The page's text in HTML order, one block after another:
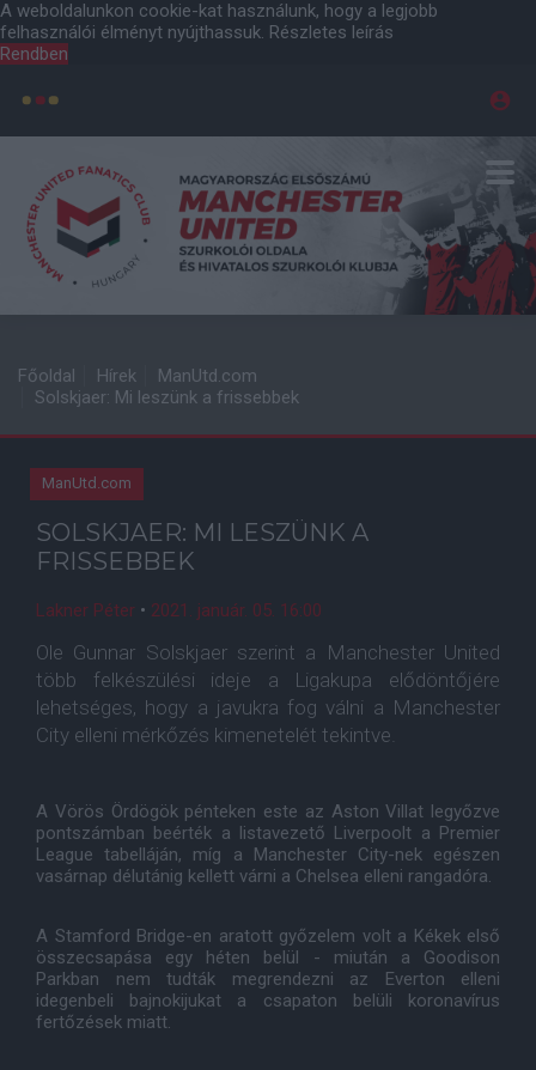
A weboldalunkon cookie-kat használunk, hogy a legjobb
felhasználói élményt nyújthassuk. Részletes leírás
Rendben
Főoldal Hírek
ManUtd.com
Solskjaer: Mi leszünk a frissebbek
ManUtd.com
SOLSKJAER: MI LESZÜNK A
FRISSEBBEK
Lakner Péter • 2021. január. 05. 16:00
Ole Gunnar Solskjaer szerint a Manchester United
több felkészülési ideje a Ligakupa elődöntőjére
lehetséges, hogy a javukra fog válni a Manchester
City elleni mérkőzés kimenetelét tekintve.
A Vörös Ördögök pénteken este az Aston Villat legyőzve
pontszámban beérték a listavezető Liverpoolt a Premier
League tabelláján, míg a Manchester City-nek egészen
vasárnap délutánig kellett várni a Chelsea elleni rangadóra.
A Stamford Bridge-en aratott győzelem volt a Kékek első
összecsapása egy héten belül - miután a Goodison
Parkban nem tudták megrendezni az Everton elleni
idegenbeli bajnokijukat a csapaton belüli koronavírus
fertőzések miatt.